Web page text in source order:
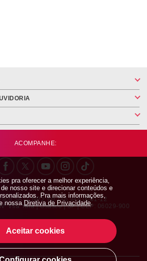
pra oferecer a melhor experiência,
nosso site e direcionar conteúdos e
Pra mais informações,
nossaDiretiva de Privacidade.
Aceitar cookies
ACOMPANHE:
SA | CNPJ: 60.746.948.0001-12
Vila Yara | Osasco | SP | CEP: 06029-900